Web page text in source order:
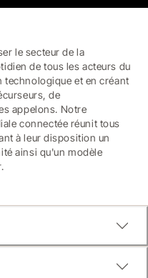
le secteur de la
de tous les acteurs du
et en créant
de
appelons. Notre
connectée réunit tous
à leur disposition un
ainsi qu'un modèle